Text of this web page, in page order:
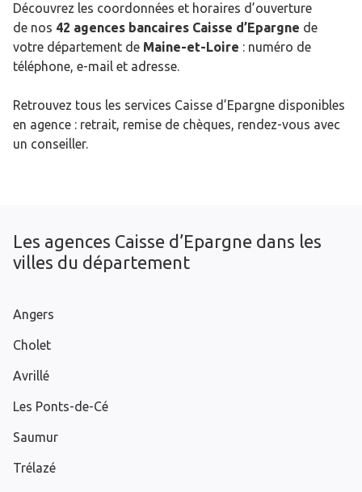
Découvrez les coordonnées et horaires d’ouverture
de nos 42 agences bancaires Caisse d’Epargne de
votre département de Maine-et-Loire : numéro de
téléphone, e-mail et adresse.
Retrouvez tous les services Caisse d’Epargne disponibles
en agence : retrait, remise de chèques, rendez-vous avec
un conseiller.
Les agences Caisse d’Epargne dans les
villes du département
Angers
Cholet
Avrillé
Les Ponts-de-Cé
Saumur
Trélazé